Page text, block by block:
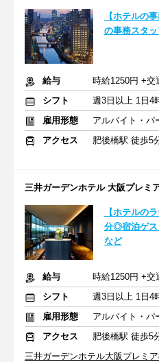
【ホテルの
の事務スタ
給与
時給1250円 +交
シフト
雇用形態
アルバイト・パ
アクセス
肥後橋駅 徒歩5
三井ガーデンホテル 大阪プレミ
【ホテルの
分◎宿泊ゲス
など
給与
時給1250円 +交
シフト
週3日以上 1日4
雇用形態
アルバイト・パ
アクセス
肥後橋駅 徒歩5
三井ガーデンホテル大阪プレミ